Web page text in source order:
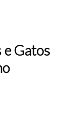
Gatos